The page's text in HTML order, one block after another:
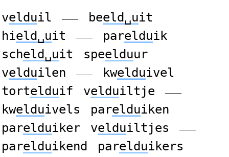
velduil —— beeld␣uit
hield␣uit —— parelduik
scheld␣uit speelduur
velduilen —— kwelduivel
tortelduif velduiltje ——
kwelduivels parelduiken
parelduiker velduiltjes ——
parelduikend parelduikers